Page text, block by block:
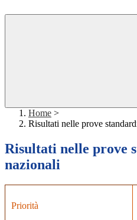
Home >
Risultati nelle prove
Risultati nelle prove
nazionali
Priorità